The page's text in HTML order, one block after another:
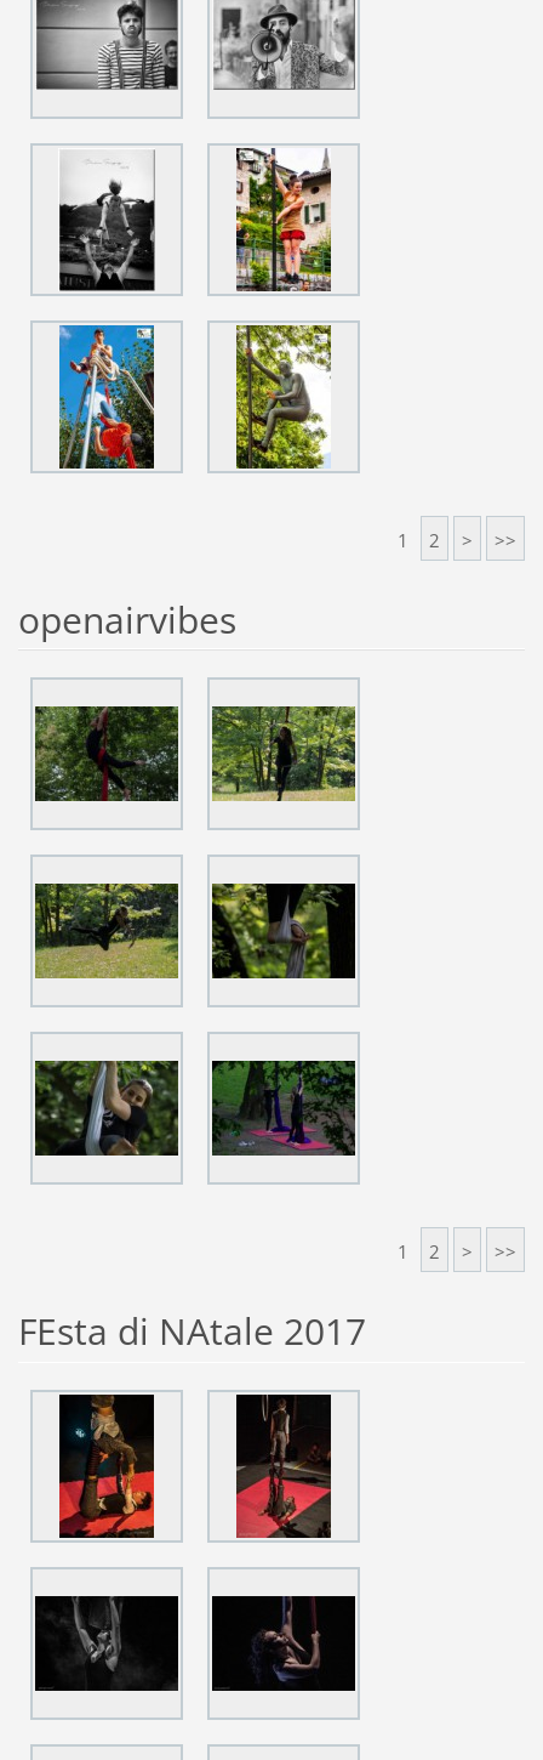
1 2 > >>
openairvibes
1 2 > >>
FEsta di NAtale 2017